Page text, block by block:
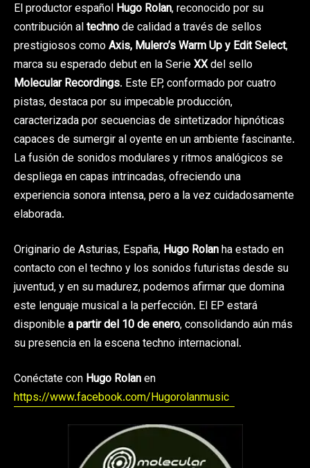
El productor español Hugo Rolan, reconocido por su
contribución altechnode calidad a través de sellos
prestigiosos comoAxis, Mulero’s Warm Up y Edit Select,
marca su esperado debut en la SerieXXdel sello
Molecular Recordings. Este EP, conformado por cuatro
pistas, destaca por su impecable producción,
caracterizada por secuencias de sintetizador hipnóticas
capaces de sumergir al oyente en un ambiente fascinante.
La fusión de sonidos modulares y ritmos analógicos se
despliega en capas intrincadas, ofreciendo una
experiencia sonora intensa, pero a la vez cuidadosamente
elaborada.
Originario de Asturias, España, Hugo Rolanha estado en
contacto con el techno y los sonidos futuristas desde su
juventud, y en su madurez, podemos afirmar que domina
este lenguaje musical a la perfección. El EP estará
disponiblea partir del 10 de enero, consolidando aún más
su presencia en la escena techno internacional.
Conéctate con Hugo Rolanen
https://www.facebook.com/Hugorolanmusic